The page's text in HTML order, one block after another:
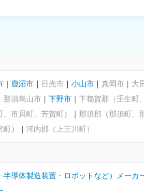
鹿沼市 日光市 小山市 真岡市 大
那須烏山市 下野市
下都賀郡（壬生町
市貝町、芳賀町）
那須郡（那須町、
）
河内郡（上三川町）
半導体製造装置・ロボットなど）メーカ